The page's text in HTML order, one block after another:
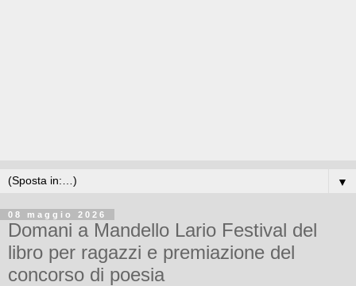
▼
08 maggio 2026
Domani a Mandello Lario Festival del
libro per ragazzi e premiazione del
concorso di poesia